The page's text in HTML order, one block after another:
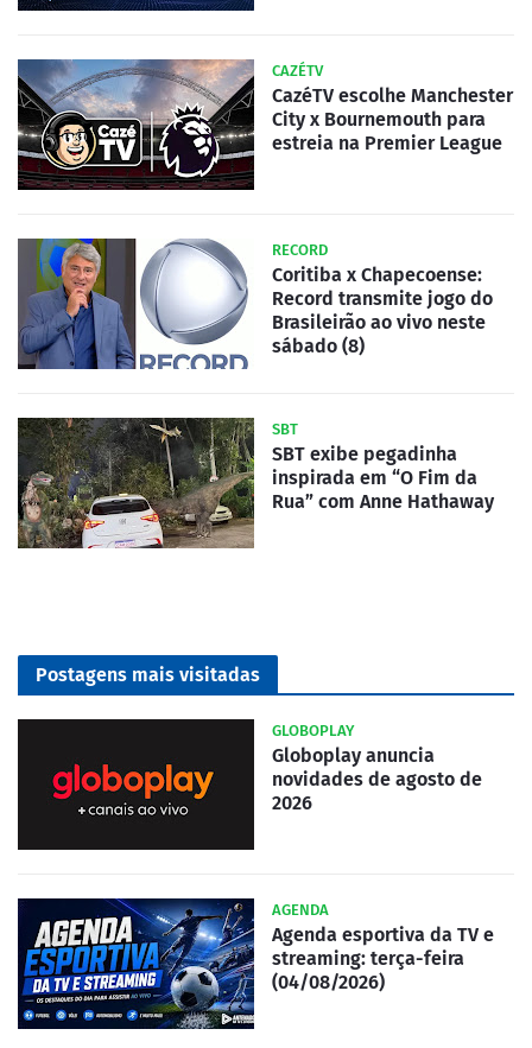
CAZÉTV
CazéTV escolhe Manchester
City x Bournemouth para
estreia na Premier League
RECORD
Coritiba x Chapecoense:
Record transmite jogo do
Brasileirão ao vivo neste
sábado (8)
SBT
SBT exibe pegadinha
inspirada em “O Fim da
Rua” com Anne Hathaway
Postagens mais visitadas
GLOBOPLAY
Globoplay anuncia
novidades de agosto de
2026
AGENDA
Agenda esportiva da TV e
streaming: terça-feira
(04/08/2026)